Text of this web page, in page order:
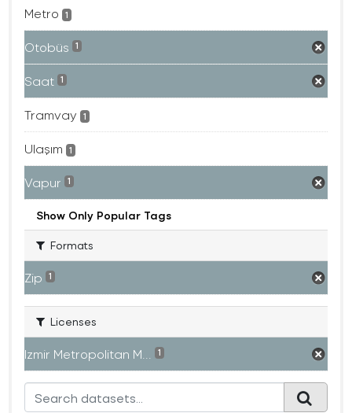
Metro 1
Otobüs 1
Saat 1
Tramvay 1
Ulaşım 1
Vapur 1
Show Only Popular Tags
Formats
Zip 1
Licenses
Izmir Metropolitan M... 1